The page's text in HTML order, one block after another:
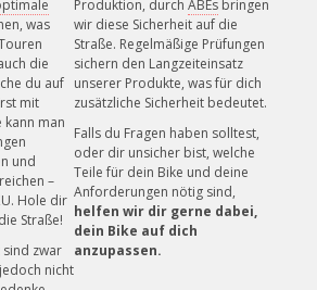
was
die
du auf
mit
man
und
–
Hole dir
Straße!
sind zwar
nicht
Produktion, durch ABEs bringen
wir diese Sicherheit auf die
Straße. Regelmäßige Prüfungen
sichern den Langzeiteinsatz
unserer Produkte, was für dich
zusätzliche Sicherheit bedeutet.
Falls du Fragen haben solltest,
oder dir unsicher bist, welche
Teile für dein Bike und deine
Anforderungen nötig sind,
helfen wir dir gerne dabei,
dein Bike auf dich
anzupassen.